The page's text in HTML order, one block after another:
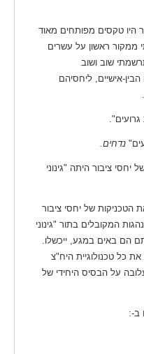
היו טקסים מפותחים מאוד
ראשון על עשרים
שוב ושוב
אישיים, ליחסיהם
גרועים".
נדחים.
ציבור היתה "גינוני
הטכניקות של יחסי ציבור
המקובלים בתור "גינוני
הם באים במגע, ייכשלו.
כל טכנולוגיית היח"צ
על הבסיס היחידי של
ב-: